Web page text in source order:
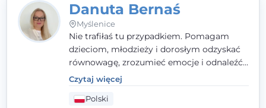
Danuta Bernaś
Myślenice
Nie trafiłaś tu przypadkiem. Pomagam
dzieciom, młodzieży i dorosłym odzyskać
równowagę, zrozumieć emocje i odnaleźć
wewnętrzną siłę. Moja droga do
psychologii zaczęła się od życia - pełnego
wyzwań, które nauczyły mnie uważności,
Czytaj więcej
Polski